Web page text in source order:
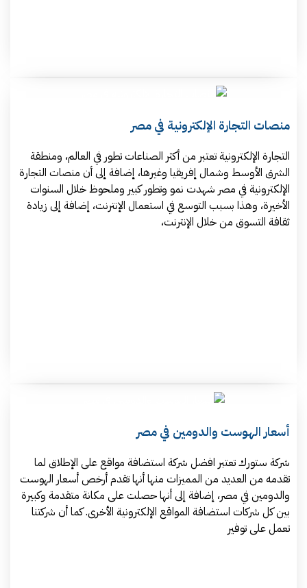
منصات التجارة الإلكترونية في مصر
التجارة الإلكترونية تعتبر من أكثر الصناعات تطور في العالم، ومنطقة
الشرق الأوسط وشمال إفريقيا وغيرها، إضافة إلى أن منصات التجارة
الإلكترونية في مصر شهدت نمو وتطور كبير وملحوظ خلال السنوات
الأخيرة، وهذا بسبب التوسع في استعمال الإنترنت، إضافة إلى زيادة
ثقافة التسوق من خلال الإنترنت،
أسعار الهوست والدومين في مصر
شركة ستورك تعتبر افضل شركة استضافة مواقع على الإطلاق لما
تقدمه من العديد من المميزات منها أنها تقدم أرخص أسعار الهوست
والدومين في مصر، إضافة إلى أنها حصلت على مكانة متقدمة وكبيرة
بين كل شركات استضافة المواقع الإلكترونية الأخرى. كما أن شركتنا
تعمل على توفير